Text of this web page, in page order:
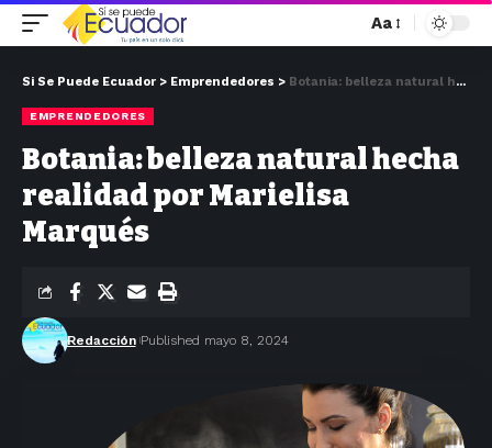
Aa
Si Se Puede Ecuador > Emprendedores > Botania: belleza natural hecha realidad por Marielisa Marqués
EMPRENDEDORES
Botania: belleza natural hecha
realidad por Marielisa
Marqués
Redacción Published mayo 8, 2024